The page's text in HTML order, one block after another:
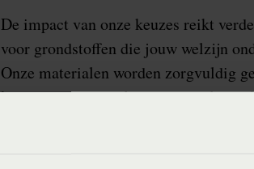
De impact van onze keuzes reikt
voor grondstoffen die jouw welzijn
Onze materialen worden zorgvuldig
krijgen, bijvoorbeeld door recycling